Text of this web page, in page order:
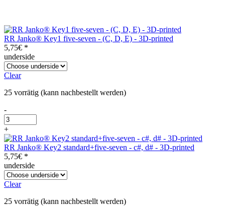
RR Janko® Key1 five-seven - (C, D, E) - 3D-printed
5,75€ *
underside
Clear
25 vorrätig (kann nachbestellt werden)
-
RR
Janko®
Key1
five-
seven
-
(C,
D,
E)
-
+
RR Janko® Key2 standard+five-seven - c#, d# - 3D-printed
5,75€ *
underside
Clear
25 vorrätig (kann nachbestellt werden)